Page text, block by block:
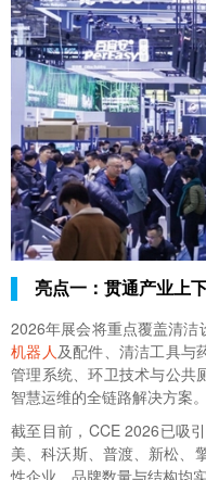
亮点一：贯通产业上
2026年展会将重点覆盖清
机器人及配件、清洁工具与
管理系统、环卫技术与公共
智慧运维的全链路解决方案。
截至目前，CCE 2026已吸
美、科沃斯、普渡、新松、